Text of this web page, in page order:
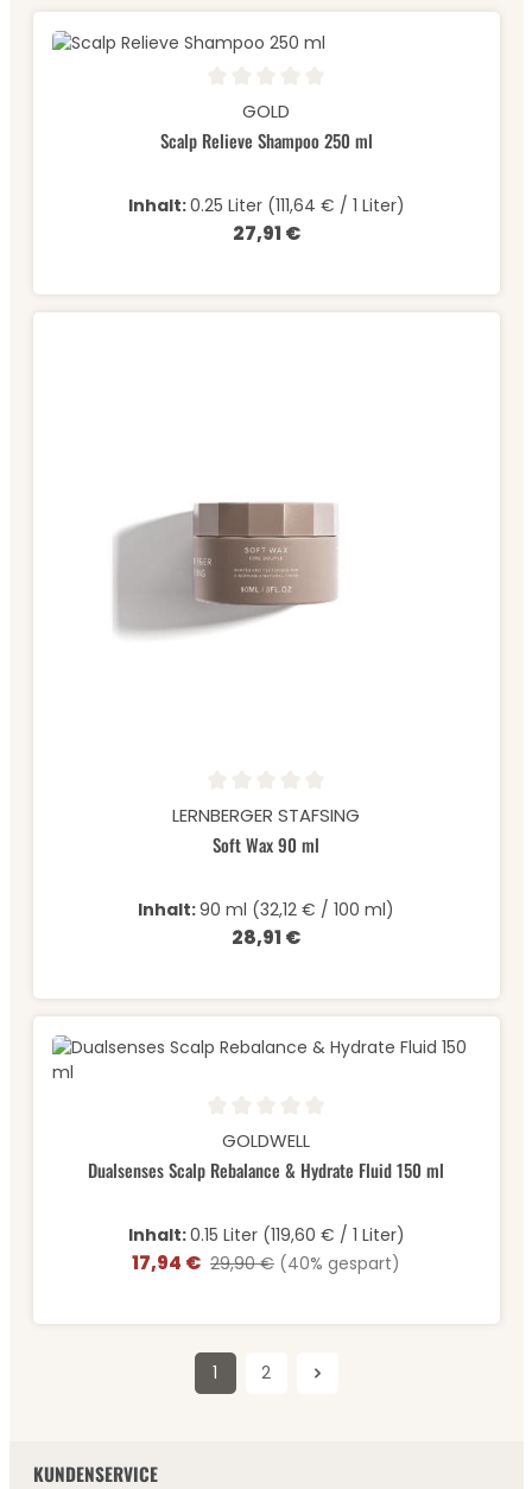
Durchschnittliche Bewertung von 0 von 5 Sternen
GOLD
Scalp Relieve Shampoo 250 ml
Inhalt:0.25 Liter (111,64 € / 1 Liter)
Regulärer Preis:
27,91 €
Durchschnittliche Bewertung von 0 von 5 Sternen
LERNBERGER STAFSING
Soft Wax 90 ml
Inhalt:90 ml (32,12 € / 100 ml)
Regulärer Preis:
28,91 €
Durchschnittliche Bewertung von 0 von 5 Sternen
GOLDWELL
Dualsenses Scalp Rebalance & Hydrate Fluid 150 ml
Inhalt:0.15 Liter (119,60 € / 1 Liter)
Verkaufspreis:
17,94 € Regulärer Preis:
29,90 € (40% gespart)
Seite
1 Seite
2
KUNDENSERVICE